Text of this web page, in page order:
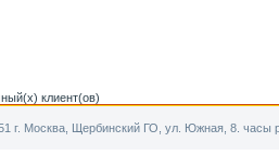
клиент(ов)
г. Москва, Щербинский ГО, ул. Южная, 8. часы